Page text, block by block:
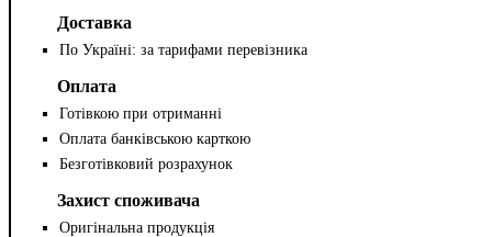
Доставка
По Україні: за тарифами перевізника
Оплата
Готівкою при отриманні
Оплата банківською карткою
Безготівковий розрахунок
Захист споживача
Оригінальна продукція